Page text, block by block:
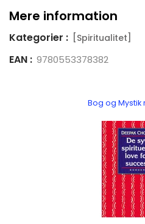
Mere information
Kategorier : [Spiritualitet]
EAN : 9780553378382
Bog og Mystik